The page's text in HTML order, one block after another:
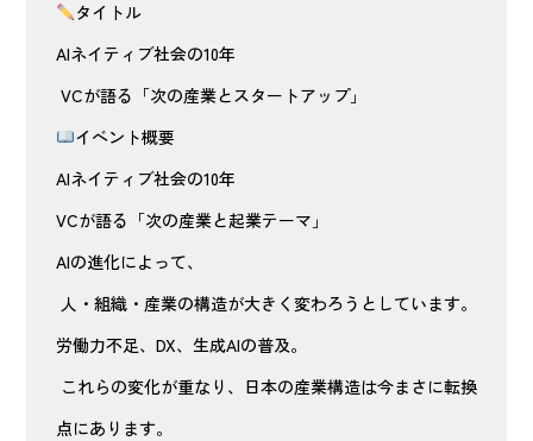
タイトル
AIネイティブ社会の10年
VCが語る「次の産業とスタートアップ」
イベント概要
AIネイティブ社会の10年
VCが語る「次の産業と起業テーマ」
AIの進化によって、
人・組織・産業の構造が大きく変わろうとしています。
労働力不足、DX、生成AIの普及。
これらの変化が重なり、日本の産業構造は今まさに転換
点にあります。